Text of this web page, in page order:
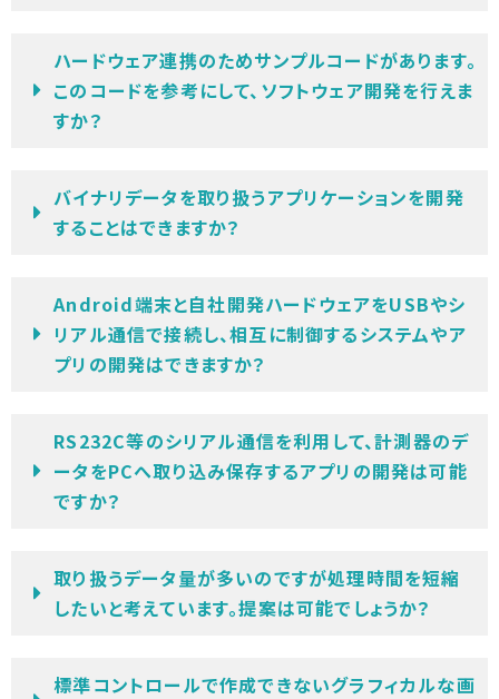
ハードウェア連携のためサンプルコードがあります。
このコードを参考にして、ソフトウェア開発を行えま
すか？
バイナリデータを取り扱うアプリケーションを開発
することはできますか？
Android端末と自社開発ハードウェアをUSBやシ
リアル通信で接続し、相互に制御するシステムやア
プリの開発はできますか？
RS232C等のシリアル通信を利用して、計測器のデ
ータをPCへ取り込み保存するアプリの開発は可能
ですか？
取り扱うデータ量が多いのですが処理時間を短縮
したいと考えています。提案は可能でしょうか？
標準コントロールで作成できないグラフィカルな画